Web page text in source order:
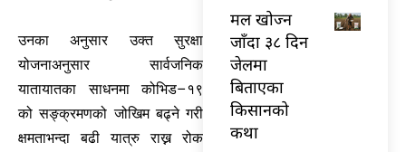
उनका अनुसार उक्त सुरक्षा
योजनाअनुसार सार्वजनिक
यातायातका साधनमा कोभिड–१९
को सङ्क्रमणको जोखिम बढ्ने गरी
क्षमताभन्दा बढी यात्रु राख्न रोक
मल खोज्न
जाँदा ३८ दिन
जेलमा
बिताएका
किसानको
कथा